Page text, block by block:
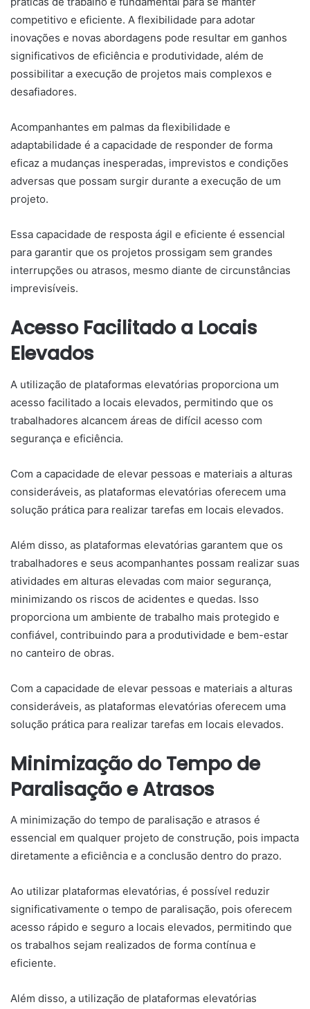
competitivo e eficiente. A flexibilidade para adotar
inovações e novas abordagens pode resultar em ganhos
significativos de eficiência e produtividade, além de
possibilitar a execução de projetos mais complexos e
desafiadores.
Acompanhantes em palmas da flexibilidade e
adaptabilidade é a capacidade de responder de forma
eficaz a mudanças inesperadas, imprevistos e condições
adversas que possam surgir durante a execução de um
projeto.
Essa capacidade de resposta ágil e eficiente é essencial
para garantir que os projetos prossigam sem grandes
interrupções ou atrasos, mesmo diante de circunstâncias
imprevisíveis.
Acesso Facilitado a Locais
Elevados
A utilização de plataformas elevatórias proporciona um
acesso facilitado a locais elevados, permitindo que os
trabalhadores alcancem áreas de difícil acesso com
segurança e eficiência.
Com a capacidade de elevar pessoas e materiais a alturas
consideráveis, as plataformas elevatórias oferecem uma
solução prática para realizar tarefas em locais elevados.
Além disso, as plataformas elevatórias garantem que os
trabalhadores e seus acompanhantes possam realizar suas
atividades em alturas elevadas com maior segurança,
minimizando os riscos de acidentes e quedas. Isso
proporciona um ambiente de trabalho mais protegido e
confiável, contribuindo para a produtividade e bem-estar
no canteiro de obras.
Com a capacidade de elevar pessoas e materiais a alturas
consideráveis, as plataformas elevatórias oferecem uma
solução prática para realizar tarefas em locais elevados.
Minimização do Tempo de
Paralisação e Atrasos
A minimização do tempo de paralisação e atrasos é
essencial em qualquer projeto de construção, pois impacta
diretamente a eficiência e a conclusão dentro do prazo.
Ao utilizar plataformas elevatórias, é possível reduzir
significativamente o tempo de paralisação, pois oferecem
acesso rápido e seguro a locais elevados, permitindo que
os trabalhos sejam realizados de forma contínua e
eficiente.
Além disso, a utilização de plataformas elevatórias